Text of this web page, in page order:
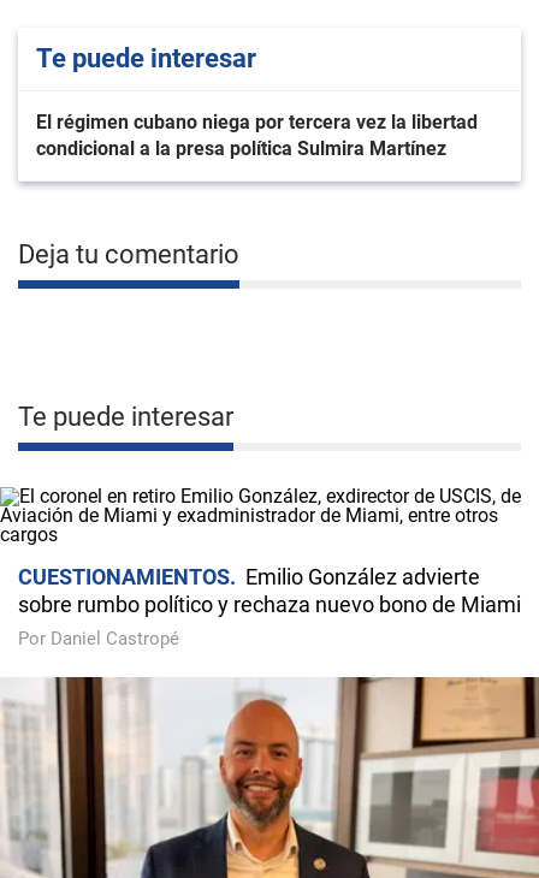
Te puede interesar
El régimen cubano niega por tercera vez la libertad
condicional a la presa política Sulmira Martínez
Deja tu comentario
Te puede interesar
CUESTIONAMIENTOS
Emilio González advierte
sobre rumbo político y rechaza nuevo bono de Miami
Por Daniel Castropé